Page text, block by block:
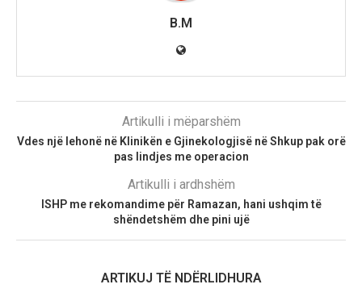
B.M
Artikulli i mëparshëm
Vdes një lehonë në Klinikën e Gjinekologjisë në Shkup pak orë
pas lindjes me operacion
Artikulli i ardhshëm
ISHP me rekomandime për Ramazan, hani ushqim të
shëndetshëm dhe pini ujë
ARTIKUJ TË NDËRLIDHURA